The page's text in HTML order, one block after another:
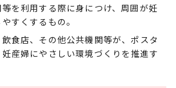
を利用する際に身につけ、周囲が妊
すくするもの。
食店、その他公共機関等が、ポスタ
産婦にやさしい環境づくりを推進す